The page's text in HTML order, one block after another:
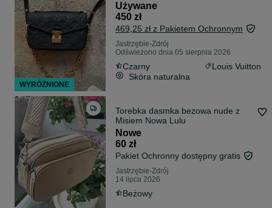
Używane
450 zł
469,25 zł z Pakietem Ochronnym
Jastrzębie-Zdrój
Odświeżono dnia 05 sierpnia 2026
Czarny
Louis Vuitton
Skóra naturalna
Torebka dasmka bezowa nude z
Misiem Nowa Lulu
Nowe
60 zł
Pakiet Ochronny dostępny gratis
Jastrzębie-Zdrój
14 lipca 2026
Beżowy
WYRÓŻNIONE